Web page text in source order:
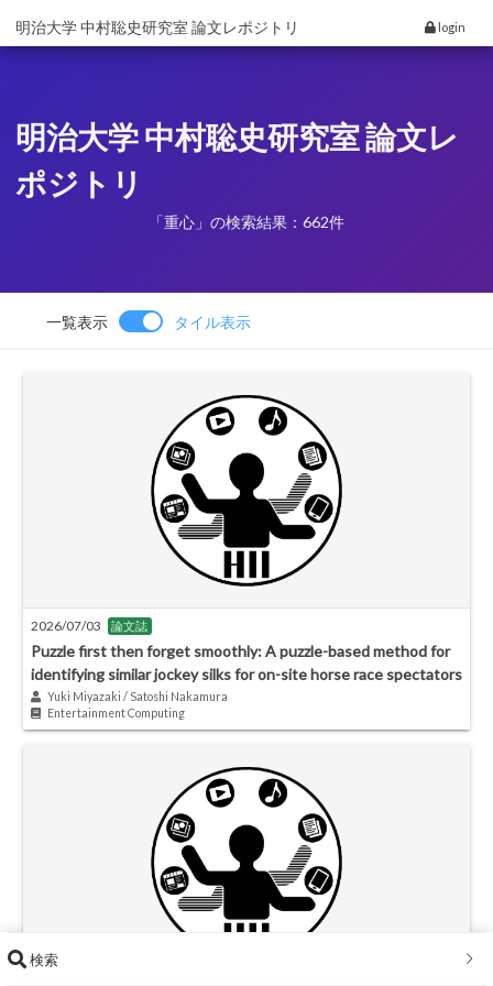
明治大学 中村聡史研究室 論文レポジトリ login
明治大学 中村聡史研究室 論文レ
ポジトリ
「重心」の検索結果：662件
一覧表示 タイル表示
2026/07/03 論文誌
Puzzle first then forget smoothly: A puzzle-based method for
identifying similar jockey silks for on-site horse race spectators
Yuki Miyazaki / Satoshi Nakamura
Entertainment Computing
検索